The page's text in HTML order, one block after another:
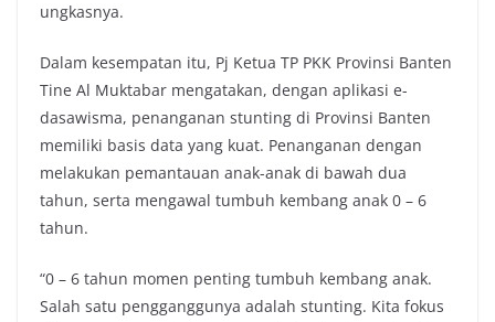
ungkasnya.
Dalam kesempatan itu, Pj Ketua TP PKK Provinsi Banten
Tine Al Muktabar mengatakan, dengan aplikasi e-
dasawisma, penanganan stunting di Provinsi Banten
memiliki basis data yang kuat. Penanganan dengan
melakukan pemantauan anak-anak di bawah dua
tahun, serta mengawal tumbuh kembang anak 0 – 6
tahun.
“0 – 6 tahun momen penting tumbuh kembang anak.
Salah satu pengganggunya adalah stunting. Kita fokus